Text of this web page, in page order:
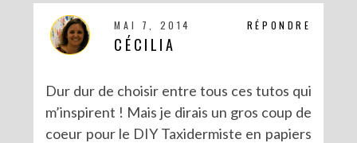
RÉPONDRE
MAI 7, 2014
CÉCILIA
Dur dur de choisir entre tous ces tutos qui
m’inspirent ! Mais je dirais un gros coup de
coeur pour le DIY Taxidermiste en papiers